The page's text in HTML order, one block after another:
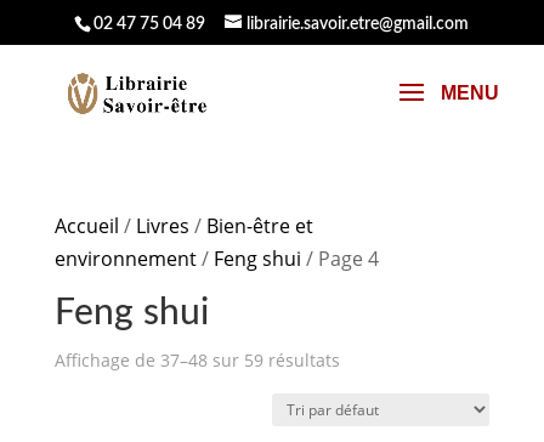
02 47 75 04 89 librairie.savoir.etre@gmail.com
Accueil / Livres / Bien-être et
environnement/ Feng shui / Page 4
Feng shui
Affichage de 37–48 sur 59 résultats